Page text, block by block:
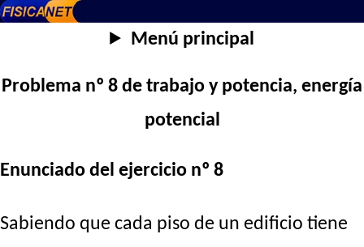
Menú principal
Problema nº 8 de trabajo y potencia, energía
potencial
Enunciado del ejercicio nº 8
Sabiendo que cada piso de un edificio tiene